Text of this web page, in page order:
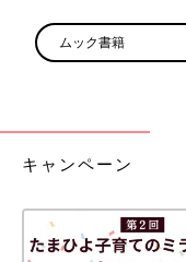
本格的時代劇絵本
こんな男前な岡っ引き
る時代劇調絵物語。で
は虫の町、親分は蜘蛛
お菓子屋の老舗の「
ための倉のお菓子を今
ムック書籍
キャンペーン